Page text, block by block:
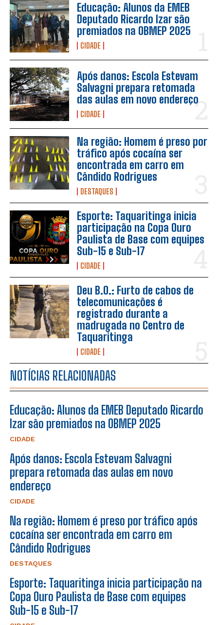
Educação: Alunos da EMEB
Deputado Ricardo Izar são
premiados na OBMEP 2025
CIDADE
Após danos: Escola Estevam
Salvagni prepara retomada
das aulas em novo endereço
CIDADE
Na região: Homem é preso por
tráfico após cocaína ser
encontrada em carro em
Cândido Rodrigues
DESTAQUES
Esporte: Taquaritinga inicia
participação na Copa Ouro
Paulista de Base com equipes
Sub-15 e Sub-17
CIDADE
Deu B.O.: Furto de cabos de
telecomunicações é
registrado durante a
madrugada no Centro de
Taquaritinga
CIDADE
NOTÍCIAS RELACIONADAS
Educação: Alunos da EMEB Deputado Ricardo
Izar são premiados na OBMEP 2025
CIDADE
Após danos: Escola Estevam Salvagni
prepara retomada das aulas em novo
endereço
CIDADE
Na região: Homem é preso por tráfico após
cocaína ser encontrada em carro em
Cândido Rodrigues
DESTAQUES
Esporte: Taquaritinga inicia participação na
Copa Ouro Paulista de Base com equipes
Sub-15 e Sub-17